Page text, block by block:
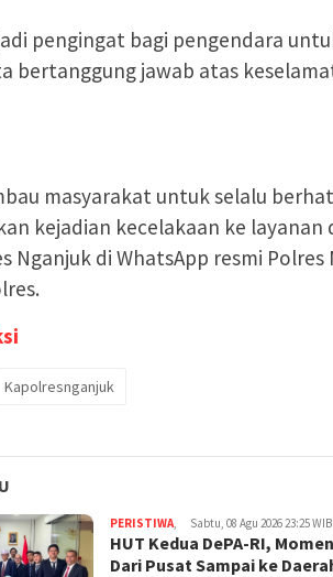
pengingat bagi pengendara
bertanggung jawab atas
masyarakat untuk selalu
kejadian kecelakaan ke
Nganjuk di WhatsApp resmi Polres
Kapolresnganjuk
PERISTIWA Sabtu, 08 Agu 2026 23:25 WIB
HUT Kedua DePA-RI,
Dari Pusat Sampai ke